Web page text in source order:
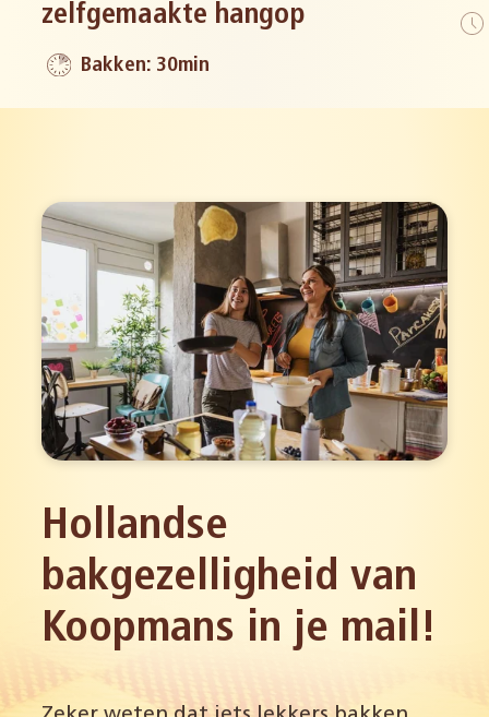
zelfgemaakte hangop
Bakken: 30min
Hollandse
bakgezelligheid van
Koopmans in je mail!